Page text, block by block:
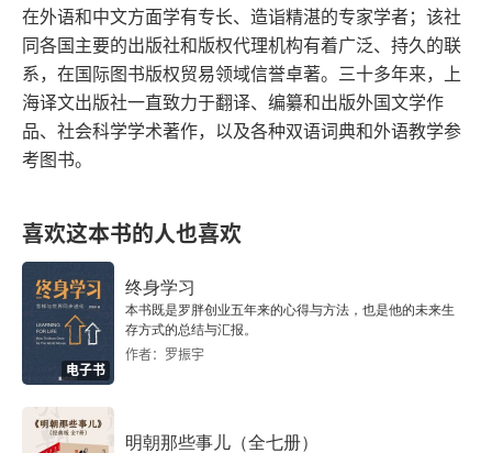
国戏剧大师田纳西・威廉斯的代表作。这部戏本身
获得了普利策戏剧奖，也让无数女演员凭借布兰琪
一角拿到最佳女演员奖。布兰琪是一位南方淑女，
在旧南方衰落后，来新奥尔良投奔妹妹斯黛拉，却
遭到妹夫斯坦利的百般刁难。布兰琪一度有可能嫁
曝光而未能成功。布兰琪最后被斯坦利强奸，象征
着 “温柔，敏感，纤弱的人毁于粗鲁残暴的现代社
会。” 残酷的是，斯坦利最后没受任何惩罚，反而
把布兰琪送进了精神病院。而在威廉斯自己的心目
中，布兰琪一定能够走出精神病院，按照自己的方
式在城市里生活下去。布兰琪这个人物展现了超出
在外语和中文方面学有专长、造诣精湛的专家学者；该社
同各国主要的出版社和版权代理机构有着广泛、持久的联
系，在国际图书版权贸易领域信誉卓著。三十多年来，上
海译文出版社一直致力于翻译、编纂和出版外国文学作
品、社会科学学术著作，以及各种双语词典和外语教学参
考图书。
喜欢这本书的人也喜欢
电子书
终身学习
本书既是罗胖创业五年来的心得与方法，也是他的未来生
存方式的总结与汇报。
作者：罗振宇
明朝那些事儿（全七册）